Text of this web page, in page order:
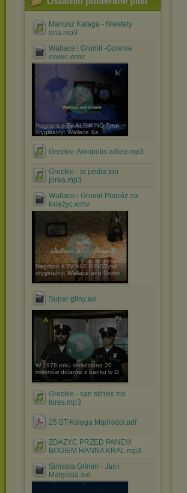
Mariusz Kalaga - Niestety
ona.mp3
Wallace i Gromit -Golenie
owiec.wmv
Nagrano z TV ALE KINO Tytuł
oryginalny: Wallace &a ...
Greckie-Akropolis adieu.mp3
Greckie - ta pedia tou
pirea.mp3
Wallace i Gromit-Podróż na
księżyc.wmv
Nagrano z TV ALE KINOTytuł
oryginalny: Wallace and Gromi
Super gliny.avi
W 1978 roku skradziono 20
milionów dolarów z banku w D
Greckie - san sfirixis tris
fores.mp3
25 BT-Księga Mądrości.pdf
ZDAZYC PRZED PANEM
BOGIEM HANNA KRAL.mp3
Simsala Grimm - Jaś i
Małgosia.avi